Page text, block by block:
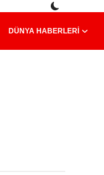
DÜNYA HABERLERI